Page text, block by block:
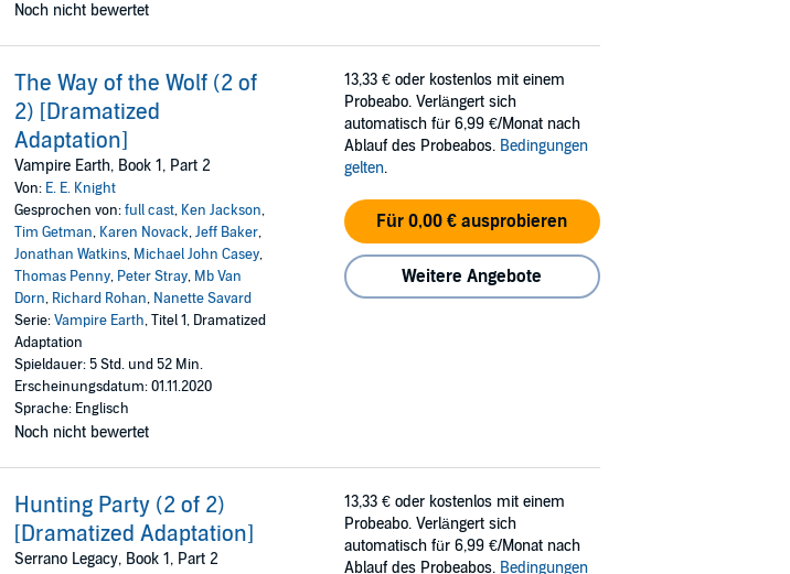
Noch nicht bewertet
The Way of the Wolf (2 of
2) [Dramatized
Adaptation]
Vampire Earth, Book 1, Part 2
Von: E. E. Knight
Gesprochen von:full cast, Ken Jackson,
Tim Getman, Karen Novack,Jeff Baker,
Jonathan Watkins, Michael John Casey,
Thomas Penny, Peter Stray, Mb Van
Dorn, Richard Rohan, Nanette Savard
Serie:Vampire Earth, Titel 1, Dramatized
Adaptation
Spieldauer: 5 Std. und 52 Min.
Erscheinungsdatum: 01.11.2020
Sprache: Englisch
Noch nicht bewertet
13,33 € oder kostenlos mit einem
Probeabo. Verlängert sich
automatisch für 6,99 €/Monat nach
Ablauf des Probeabos. Bedingungen
gelten.
Für 0,00 € ausprobieren
Weitere Angebote
Hunting Party (2 of 2)
[Dramatized Adaptation]
Serrano Legacy, Book 1, Part 2
13,33 € oder kostenlos mit einem
Probeabo. Verlängert sich
automatisch für 6,99 €/Monat nach
Ablauf des Probeabos. Bedingungen